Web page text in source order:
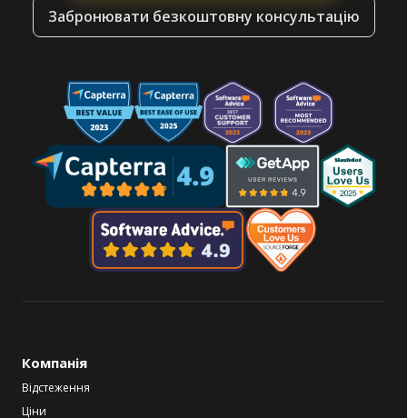
Забронювати безкоштовну консультацію
Компанія
Відстеження
Ціни